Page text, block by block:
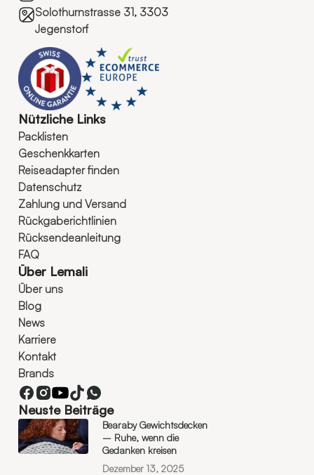
Solothurnstrasse 31, 3303
Jegenstorf
Nützliche Links
Packlisten
Geschenkkarten
Reiseadapter finden
Datenschutz
Zahlung und Versand
Rückgaberichtlinien
Rücksendeanleitung
FAQ
Über Lemali
Über uns
Blog
News
Karriere
Kontakt
Brands
Neuste Beiträge
Bearaby Gewichtsdecken
– Ruhe, wenn die
Gedanken kreisen
Dezember 13, 2025